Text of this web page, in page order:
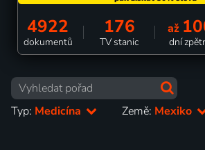
4922
dokumentů
176
TV stanic
až
dní
Typ: Medicína Země: Mexiko